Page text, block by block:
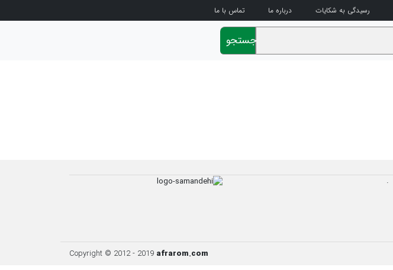
رسیدگی به شکایات درباره ما تماس با ما
جستجو
.
Copyright © 2012 - 2019 afrarom.com